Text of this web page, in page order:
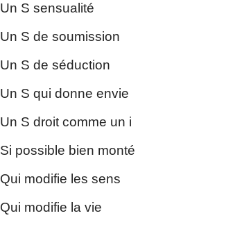
Un S sensualité
Un S de soumission
Un S de séduction
Un S qui donne envie
Un S droit comme un i
Si possible bien monté
Qui modifie les sens
Qui modifie la vie